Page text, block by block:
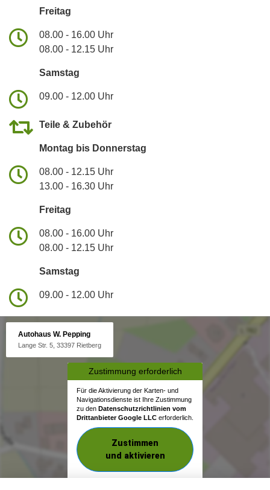
Freitag
08.00 - 16.00 Uhr
08.00 - 12.15 Uhr
Samstag
09.00 - 12.00 Uhr
Teile & Zubehör
Montag bis Donnerstag
08.00 - 12.15 Uhr
13.00 - 16.30 Uhr
Freitag
08.00 - 16.00 Uhr
08.00 - 12.15 Uhr
Samstag
09.00 - 12.00 Uhr
Autohaus W. Pepping
Lange Str. 5, 33397 Rietberg
Zustimmung erforderlich
Für die Aktivierung der Karten- und
Navigationsdienste ist Ihre Zustimmung
zu den Datenschutzrichtlinien vom
Drittanbieter Google LLC erforderlich.
Zustimmen
und aktivieren